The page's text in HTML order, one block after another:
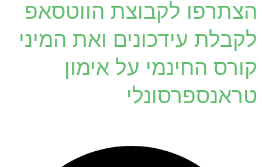
הצתרפו לקבוצת הווטסאפ
לקבלת עידכונים ואת המיני
קורס החינמי על אימון
טראנספרסונלי